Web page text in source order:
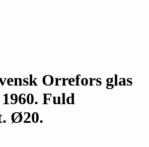
Orrefors glas
Fuld
Ø20.